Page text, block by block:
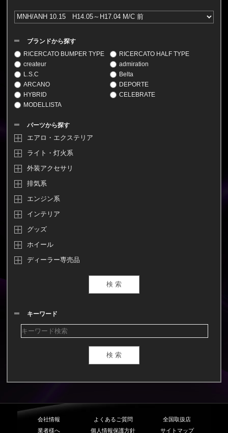
ブランドから探す
RICERCATO BUMPER TYPE
RICERCATO HALF TYPE
createur
admiration
L.S.C
Belta
ARCANO
DEPORTE
HYBRID
CELEBRATE
MODELLISTA
パーツから探す
エアロ・エクステリア
ライト・灯火系
外装アクセサリ
排気系
エンジン系
インテリア
グッズ
ホイール
ディーラー専売品
キーワード
会社情報 よくあるご質問
全国取扱店
業者様へ
個人情報保護方針 サイトマップ